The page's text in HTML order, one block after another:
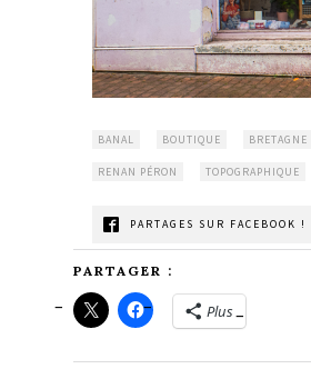
BANAL BOUTIQUE BRETAGNE
RENAN PÉRON TOPOGRAPHIQUE
PARTAGES SUR FACEBOOK !
PARTAGER :
Plus